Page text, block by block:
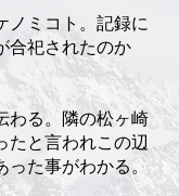
ノミコト。記録に
合祀されたのか
わる。隣の松ヶ崎
たと言われこの辺
った事がわかる。